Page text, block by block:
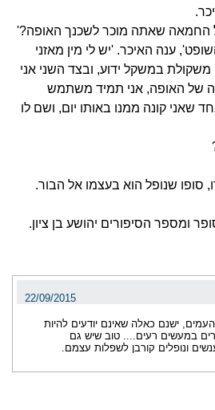
החמאה שאתה מוכר לשכנך האופה?'
ענה האיכר. 'יש לי מין מאזני
במשקל ידוע, ובצד השני אני
של האופה, אני תמיד משתמש
שאני קונה ממנו באותו יום, ושם לו
סופו שנופל הוא בעצמו אל הבור.
ומספר הסיפורים יהושע בן ציון.
22/09/2015
ישנם כאלה שאינם יודעים להיות
במעשים רעים.... טוב שיש גם
ונופלים קורבן לשפלות עצמם.